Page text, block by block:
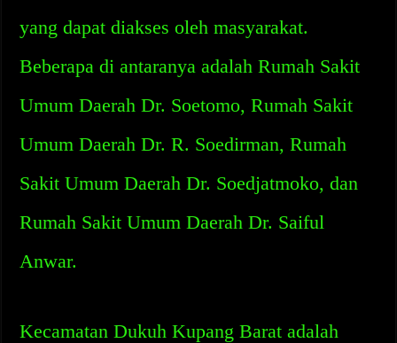
yang dapat diakses oleh masyarakat.
Beberapa di antaranya adalah Rumah Sakit
Umum Daerah Dr. Soetomo, Rumah Sakit
Umum Daerah Dr. R. Soedirman, Rumah
Sakit Umum Daerah Dr. Soedjatmoko, dan
Rumah Sakit Umum Daerah Dr. Saiful
Anwar.
Kecamatan Dukuh Kupang Barat adalah